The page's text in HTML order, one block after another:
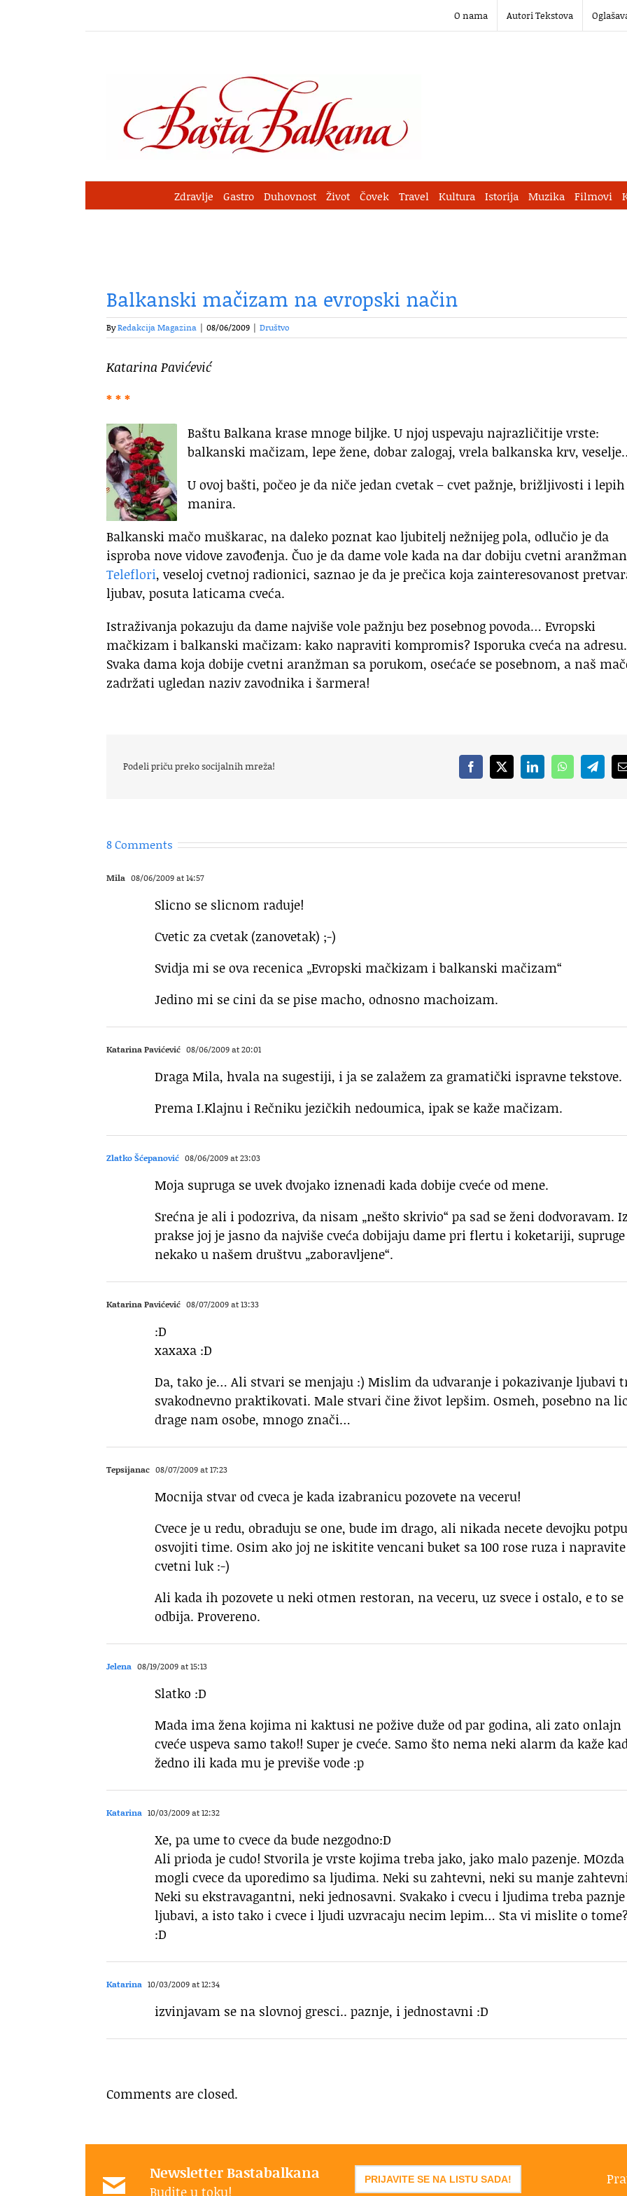
O nama Autori Tekstova
Zdravlje Gastro Duhovnost Život Čovek Travel Kultura Istorija Muzika Filmovi
Balkanski mačizam na evropski način
ByRedakcija Magazina | 08/06/2009 | Društvo
Katarina Pavićević
* * *
Baštu Balkana krase mnoge biljke. U njoj uspevaju najrazličitije vrste:
balkanski mačizam, lepe žene, dobar zalogaj, vrela balkanska krv,
U ovoj bašti, počeo je da niče jedan cvetak – cvet pažnje, brižljivosti i lepih
manira.
Balkanski mačo muškarac, na daleko poznat kao ljubitelj nežnijeg pola, odlučio je da
isproba nove vidove zavođenja. Čuo je da dame vole kada na dar dobiju cvetni
Teleflori, veseloj cvetnoj radionici, saznao je da je prečica koja zainteresovanost
ljubav, posuta laticama cveća.
Istraživanja pokazuju da dame najviše vole pažnju bez posebnog povoda… Evropski
mačkizam i balkanski mačizam: kako napraviti kompromis? Isporuka cveća na adresu.
Svaka dama koja dobije cvetni aranžman sa porukom, osećaće se posebnom, a naš
zadržati ugledan naziv zavodnika i šarmera!
Podeli priču preko socijalnih mreža! Facebook
X LinkedInWhatsApp
8 Comments
Mila 08/06/2009 at 14:57
Slicno se slicnom raduje!
Cvetic za cvetak (zanovetak) ;-)
Svidja mi se ova recenica „Evropski mačkizam i balkanski mačizam“
Jedino mi se cini da se pise macho, odnosno machoizam.
Katarina Pavićević 08/06/2009 at 20:01
Draga Mila, hvala na sugestiji, i ja se zalažem za gramatički ispravne tekstove.
Prema I.Klajnu i Rečniku jezičkih nedoumica, ipak se kaže mačizam.
Zlatko Šćepanović 08/06/2009 at 23:03
Moja supruga se uvek dvojako iznenadi kada dobije cveće od mene.
Srećna je ali i podozriva, da nisam „nešto skrivio“ pa sad se ženi dodvoravam. Iz
prakse joj je jasno da najviše cveća dobijaju dame pri flertu i koketariji,
nekako u našem društvu „zaboravljene“.
Katarina Pavićević 08/07/2009 at 13:33
:D
xaxaxa :D
Da, tako je… Ali stvari se menjaju :) Mislim da udvaranje i pokazivanje ljubavi
svakodnevno praktikovati. Male stvari čine život lepšim. Osmeh, posebno na
drage nam osobe, mnogo znači…
Tepsijanac 08/07/2009 at 17:23
Mocnija stvar od cveca je kada izabranicu pozovete na veceru!
Cvece je u redu, obraduju se one, bude im drago, ali nikada necete devojku
osvojiti time. Osim ako joj ne iskitite vencani buket sa 100 rose ruza i napravite
cvetni luk :-)
Ali kada ih pozovete u neki otmen restoran, na veceru, uz svece i ostalo, e to se
odbija. Provereno.
Jelena 08/19/2009 at 15:13
Slatko :D
Mada ima žena kojima ni kaktusi ne požive duže od par godina, ali zato onlajn
cveće uspeva samo tako!! Super je cveće. Samo što nema neki alarm da kaže
žedno ili kada mu je previše vode :p
Katarina 10/03/2009 at 12:32
Xe, pa ume to cvece da bude nezgodno:D
Ali prioda je cudo! Stvorila je vrste kojima treba jako, jako malo pazenje.
mogli cvece da uporedimo sa ljudima. Neki su zahtevni, neki su manje
Neki su ekstravagantni, neki jednosavni. Svakako i cvecu i ljudima treba
ljubavi, a isto tako i cvece i ljudi uzvracaju necim lepim… Sta vi mislite o tome?
:D
Katarina 10/03/2009 at 12:34
izvinjavam se na slovnoj gresci.. paznje, i jednostavni :D
Comments are closed.
Newsletter Bastabalkana
Budite u toku!
PRIJAVITE SE NA LISTU SADA!